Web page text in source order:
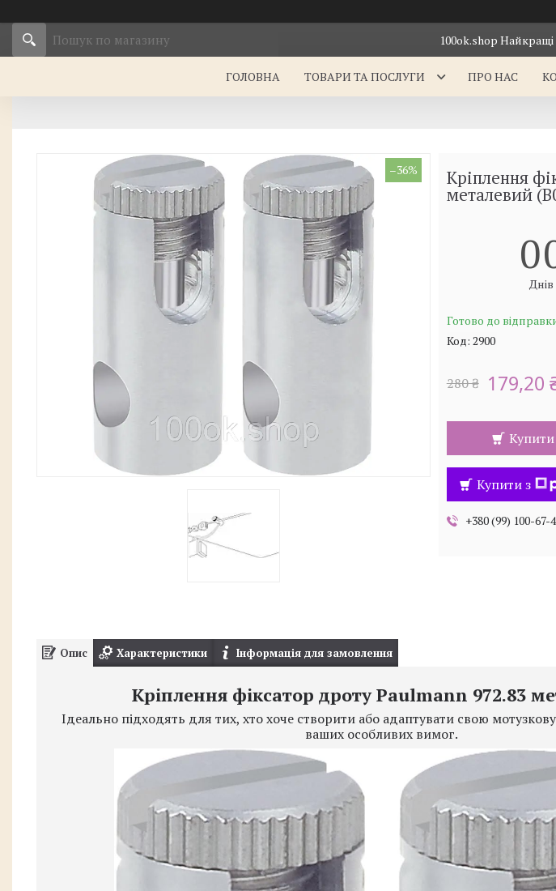
100ok.shop
ГОЛОВНА ТОВАРИ ТА ПОСЛУГИ ПРО НАС
–36% Кріплення
металевий
0
Днів
Готово до
Код: 2900
280 ₴ 179,20
Купити
Купити з
+380 (99) 100-67-
Опис Характеристики Інформація для замовлення
Кріплення фіксатор дроту Paulmann 972.83
Ідеально підходять для тих, хто хоче створити або адаптувати свою
ваших особливих вимог.